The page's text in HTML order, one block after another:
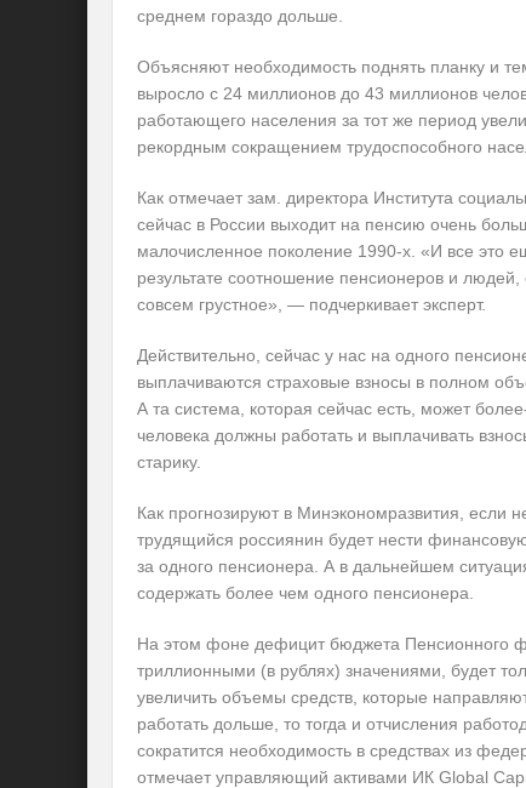
среднем гораздо дольше.
Объясняют необходимость поднять планку и
выросло с 24 миллионов до 43 миллионов
работающего населения за тот же период
рекордным сокращением трудоспособного
Как отмечает зам. директора Института
сейчас в России выходит на пенсию очень
малочисленное поколение 1990-х. «И все это
результате соотношение пенсионеров и
совсем грустное», — подчеркивает эксперт.
Действительно, сейчас у нас на одного
выплачиваются страховые взносы в полном
А та система, которая сейчас есть, может
человека должны работать и выплачивать
старику.
Как прогнозируют в Минэкономразвития, если
трудящийся россиянин будет нести
за одного пенсионера. А в дальнейшем
содержать более чем одного пенсионера.
На этом фоне дефицит бюджета Пенсионного
триллионными (в рублях) значениями, будет
увеличить объемы средств, которые
работать дольше, то тогда и отчисления
сократится необходимость в средствах из
отмечает управляющий активами ИК Global